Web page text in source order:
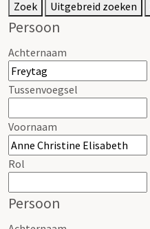
Zoek Uitgebreid zoeken
Persoon
Achternaam
Tussenvoegsel
Voornaam
Rol
Persoon